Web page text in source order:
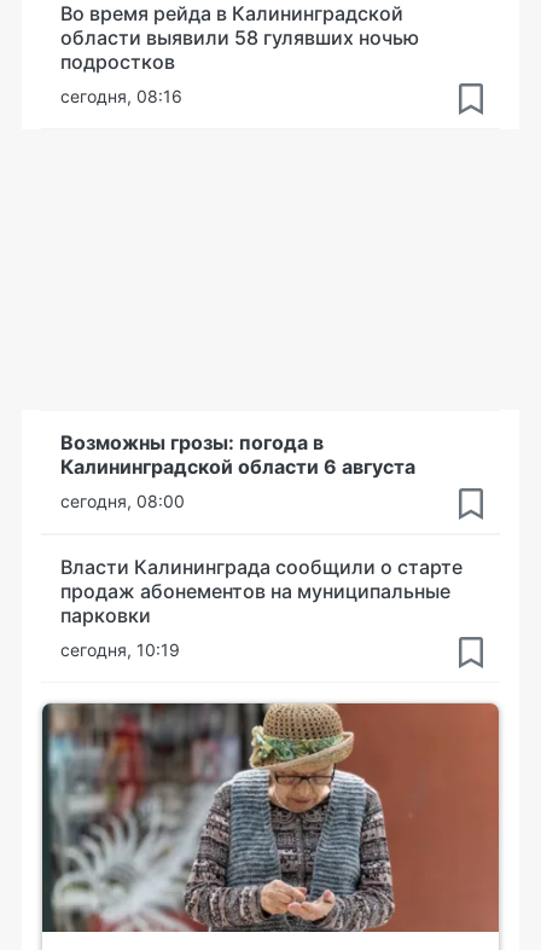
Во время рейда в Калининградской
области выявили 58 гулявших ночью
подростков
сегодня, 08:16
Возможны грозы: погода в
Калининградской области 6 августа
сегодня, 08:00
Власти Калининграда сообщили о старте
продаж абонементов на муниципальные
парковки
сегодня, 10:19